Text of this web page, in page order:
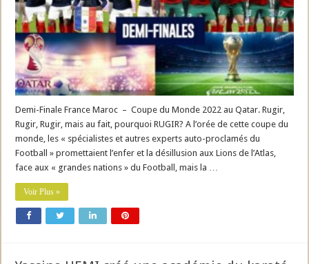
Demi-Finale France Maroc – Coupe du Monde 2022 au Qatar. Rugir,
Rugir, Rugir, mais au fait, pourquoi RUGIR? A l’orée de cette coupe du
monde, les « spécialistes et autres experts auto-proclamés du
Football » promettaient l’enfer et la désillusion aux Lions de l’Atlas,
face aux « grandes nations » du Football, mais la …
Voir Plus »